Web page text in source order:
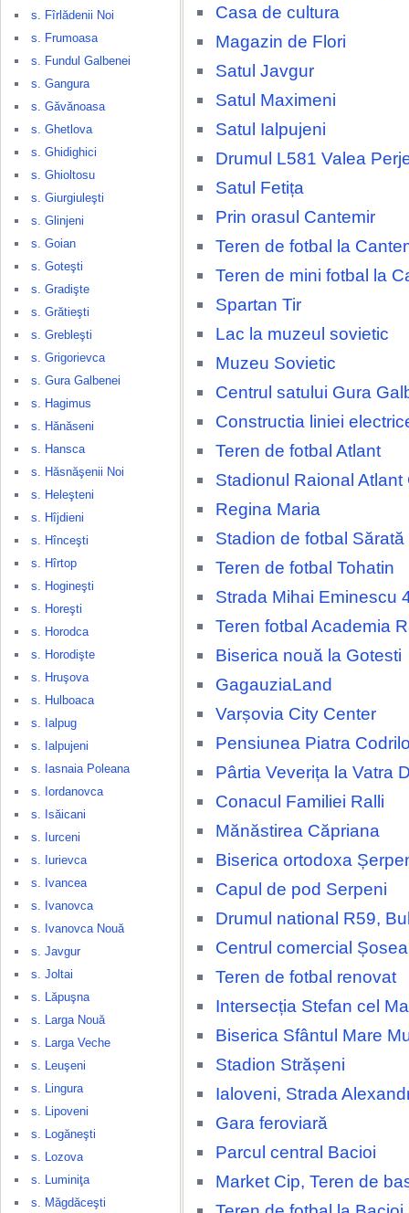
s. Fîrlădenii Noi
s. Frumoasa
s. Fundul Galbenei
s. Gangura
s. Găvănoasa
s. Ghetlova
s. Ghidighici
s. Ghioltosu
s. Giurgiuleşti
s. Glinjeni
s. Goian
s. Goteşti
s. Gradişte
s. Grătieşti
s. Grebleşti
s. Grigorievca
s. Gura Galbenei
s. Hagimus
s. Hănăseni
s. Hansca
s. Hăsnăşenii Noi
s. Heleşteni
s. Hîjdieni
s. Hînceşti
s. Hîrtop
s. Hogineşti
s. Horeşti
s. Horodca
s. Horodişte
s. Hruşova
s. Hulboaca
s. Ialpug
s. Ialpujeni
s. Iasnaia Poleana
s. Iordanovca
s. Isăicani
s. Iurceni
s. Iurievca
s. Ivancea
s. Ivanovca
s. Ivanovca Nouă
s. Javgur
s. Joltai
s. Lăpuşna
s. Larga Nouă
s. Larga Veche
s. Leuşeni
s. Lingura
s. Lipoveni
s. Logăneşti
s. Lozova
s. Luminiţa
s. Măgdăceşti
Casa de cultura
Magazin de Flori
Satul Javgur
Satul Maximeni
Satul Ialpujeni
Drumul L581 Valea
Satul Fetița
Prin orasul Cantemir
Teren de fotbal la
Teren de mini fotbal la
Spartan Tir
Lac la muzeul sovietic
Muzeu Sovietic
Centrul satului Gura
Constructia liniei
Teren de fotbal Atlant
Stadionul Raional Atlant
Regina Maria
Stadion de fotbal
Teren de fotbal Tohatin
Strada Mihai Eminescu
Teren fotbal Academia
Biserica nouă la Gotesti
GagauziaLand
Varșovia City Center
Pensiunea Piatra
Pârtia Veverița la Vatra
Conacul Familiei Ralli
Mănăstirea Căpriana
Biserica ortodoxa
Capul de pod Serpeni
Drumul national R59,
Centrul comercial
Teren de fotbal renovat
Intersecția Stefan cel
Biserica Sfântul Mare
Stadion Strășeni
Ialoveni, Strada
Gara feroviară
Parcul central Bacioi
Market Cip, Teren de